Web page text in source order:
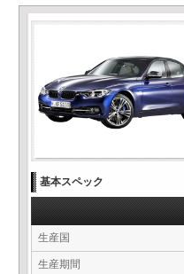
基本スペック
生産国
生産期間